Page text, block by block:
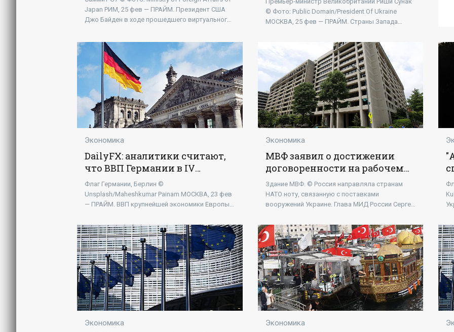
«Экономика»
Japan РИМ, 25 фев — ПРАЙМ. Президент США
Джо Байден в ходе прошедшего виртуального
«Экономика»
© Фото: Public Domain/President Of Ukraine
МОСКВА, 25 фев — ПРАЙМ. Страны Запада
Экономика
DailyFX: аналитики считают,
что ВВП Германии в IV
квартале сократился на 0,2% -
«Экономика»
Флаг Германии, Берлин ©
Unsplash/Maheshkumar Painam МОСКВА, 23 фев
— ПРАЙМ. ВВП крупнейшей экономики Европы,
четвертом квартале 2023 года снизился на
0,2% в
Экономика
МВФ заявил о достижении
договоренности на рабочем
уровне о новом транше
Украине - «Экономика»
Здание МВФ. © Россия направляла странам
НАТО ноту, связанную с поставками
вооружений Украине. Глава МИД России Сергей
огнем", помогая Украине
[/
Экономика Экономика